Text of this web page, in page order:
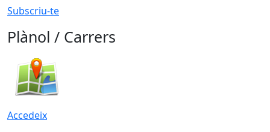
Subscriu-te
Plànol / Carrers
Accedeix